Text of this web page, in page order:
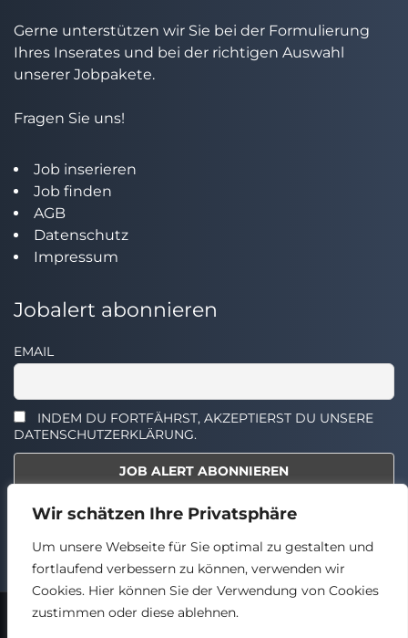
Wir schätzen Ihre Privatsphäre
Um unsere Webseite für Sie optimal zu gestalten und
fortlaufend verbessern zu können, verwenden wir
Cookies. Hier können Sie der Verwendung von Cookies
zustimmen oder diese ablehnen.
Gerne unterstützen wir Sie bei der Formulierung
Ihres Inserates und bei der richtigen Auswahl
unserer Jobpakete.
Fragen Sie uns!
Job inserieren
Job finden
AGB
Datenschutz
Impressum
Jobalert abonnieren
EMAIL
INDEM DU FORTFÄHRST, AKZEPTIERST DU UNSERE
DATENSCHUTZERKLÄRUNG.
Select the widget you want to show.